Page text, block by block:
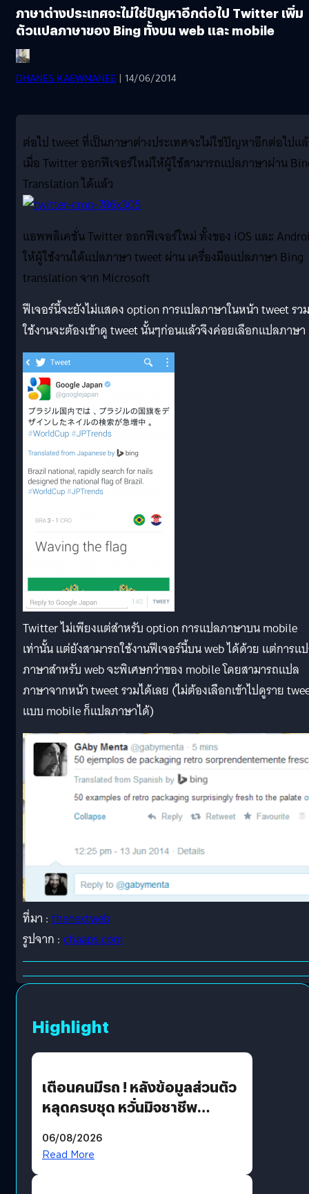
ภาษาต่างประเทศจะไม่ใช่ปัญหาอีกต่อไป Twitter เพิ่ม
ตัวแปลภาษาของ Bing ทั้งบน web และ mobile
DHANES KAEWMANEE | 14/06/2014
ต่อไป tweet ที่เป็นภาษาต่างประเทศจะไม่ใช่ปัญหาอีกต่อไปแ
เมื่อ Twitter ออกฟีเจอร์ใหม่ให้ผู้ใช้สามารถแปลภาษาผ่าน
Translation ได้แล้ว
แอพพลิเคชั่น Twitter ออกฟีเจอร์ใหม่ ทั้งของ iOS และ
ให้ผู้ใช้งานได้แปลภาษา tweet ผ่าน เครื่องมือแปลภาษา Bing
translation จาก Microsoft
ฟีเจอร์นี้จะยังไม่แสดง option การแปลภาษาในหน้า tweet รว
ใช้งานจะต้องเข้าดู tweet นั้นๆก่อนแล้วจึงค่อยเลือกแปลภาษา
Twitter ไม่เพียงแต่สำหรับ option การแปลภาษาบน mobile
เท่านั้น แต่ยังสามารถใช้งานฟีเจอร์นี้บน web ได้ด้วย แต่การแ
ภาษาสำหรับ web จะพิเศษกว่าของ mobile โดยสามารถแปล
ภาษาจากหน้า tweet รวมได้เลย (ไม่ต้องเลือกเข้าไปดูราย
แบบ mobile ก็แปลภาษาได้)
ที่มา : thenextweb
รูปจาก : chaaps.com
Highlight
เตือนคนมีรถ ! หลังข้อมูลส่วนตัว
หลุดครบชุด หวั่นมิจชาชีพ
รหัสผ่านหลุด ไม่ใช่แฮ็กเกอร์
06/08/2026
Read More